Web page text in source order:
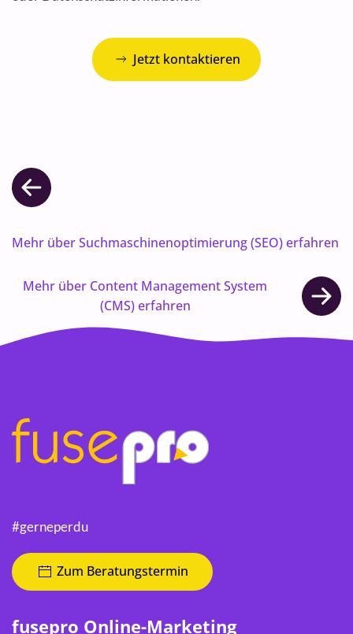
Jetzt kontaktieren
Mehr über Suchmaschinenoptimierung (SEO) erfahren
Mehr über Content Management System
(CMS) erfahren
#gerneperdu
Zum Beratungstermin
fusepro Online-Marketing